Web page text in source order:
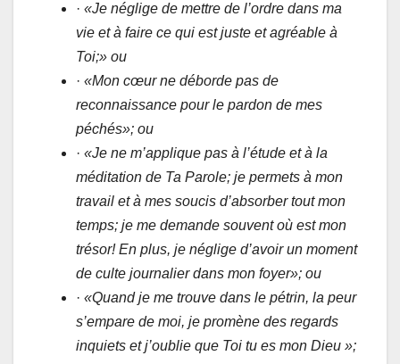
· «Je néglige de mettre de l’ordre dans ma
vie et à faire ce qui est juste et agréable à
Toi;» ou
· «Mon cœur ne déborde pas de
reconnaissance pour le pardon de mes
péchés»; ou
· «Je ne m’applique pas à l’étude et à la
méditation de Ta Parole; je permets à mon
travail et à mes soucis d’absorber tout mon
temps; je me demande souvent où est mon
trésor! En plus, je néglige d’avoir un moment
de culte journalier dans mon foyer»; ou
· «Quand je me trouve dans le pétrin, la peur
s’empare de moi, je promène des regards
inquiets et j’oublie que Toi tu es mon Dieu »;